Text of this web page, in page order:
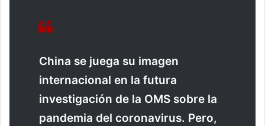
China se juega su imagen
internacional en la futura
investigación de la OMS sobre la
pandemia del coronavirus. Pero,